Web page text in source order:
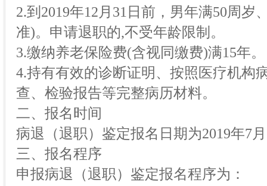
2.到2019年12月31日前，男年满50周
准)。申请退职的,不受年龄限制。
3.缴纳养老保险费(含视同缴费)满15年。
4.持有有效的诊断证明、按照医疗机构
查、检验报告等完整病历材料。
二、报名时间
病退（退职）鉴定报名日期为2019年7
三、报名程序
申报病退（退职）鉴定报名程序为：